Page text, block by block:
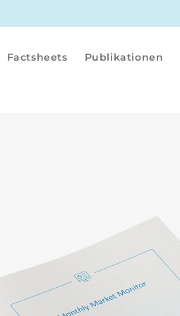
Factsheets Publikationen